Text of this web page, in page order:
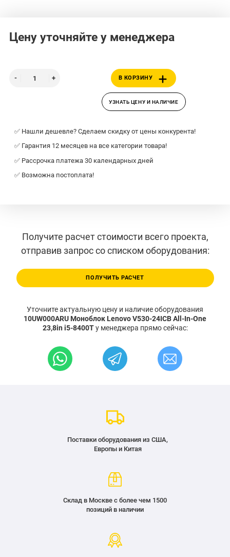
Цену уточняйте у менеджера
В КОРЗИНУ
УЗНАТЬ ЦЕНУ И НАЛИЧИЕ
✅ Нашли дешевле? Сделаем скидку от цены конкурента!
✅ Гарантия 12 месяцев на все категории товара!
✅ Рассрочка платежа 30 календарных дней
✅ Возможна постоплата!
Получите расчет стоимости всего проекта,
отправив запрос со списком оборудования:
ПОЛУЧИТЬ РАСЧЕТ
Уточните актуальную цену и наличие оборудования
10UW000ARU Моноблок Lenovo V530-24ICB All-In-One
23,8in i5-8400Tу менеджера прямо сейчас:
Поставки оборудования из США,
Европы и Китая
Склад в Москве с более чем 1500
позиций в наличии